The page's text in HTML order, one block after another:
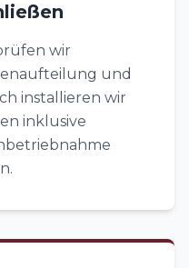
wir
und
installieren wir
inklusive